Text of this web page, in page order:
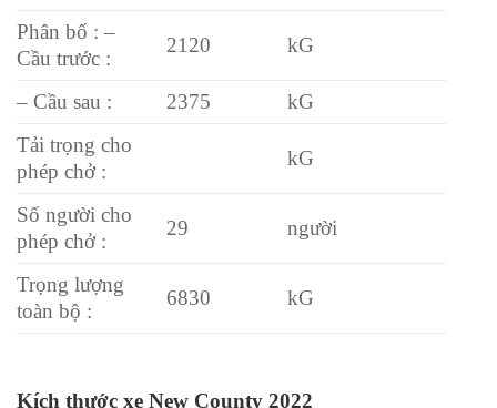
Phân bố : –
Cầu trước :
2120 kG
– Cầu sau : 2375
kG
Tải trọng cho
phép chở :
kG
Số người cho
phép chở :
29 người
Trọng lượng
toàn bộ :
6830 kG
Kích thước xe New County 2022